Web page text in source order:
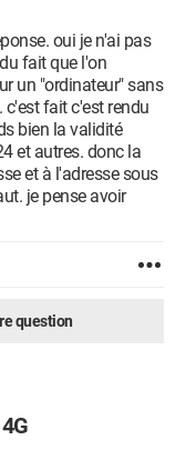
oui je n'ai pas
fait que l'on
un "ordinateur" sans
fait c'est rendu
bien la validité
et autres. donc la
et à l'adresse sous
je pense avoir
question